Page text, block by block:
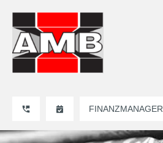
FINANZMANAGER